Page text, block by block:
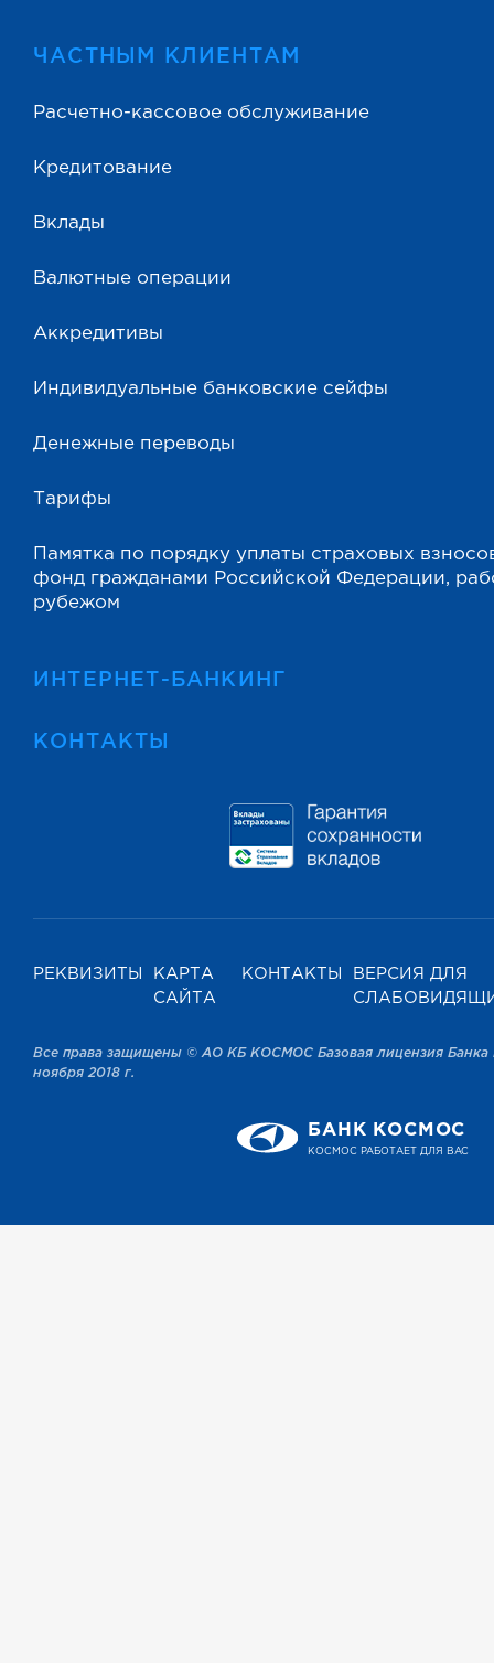
ЧАСТНЫМ КЛИЕНТАМ
Расчетно-кассовое обслуживание
Кредитование
Вклады
Валютные операции
Аккредитивы
Индивидуальные банковские сейфы
Денежные переводы
Тарифы
Памятка по порядку уплаты страховых
фонд гражданами Российской Федерации,
рубежом
ИНТЕРНЕТ-БАНКИНГ
КОНТАКТЫ
РЕКВИЗИТЫ
КАРТА
САЙТА
КОНТАКТЫ
ВЕРСИЯ ДЛЯ
Все права защищены © АО КБ КОСМОС Базовая лицензия Банка
ноября 2018 г.